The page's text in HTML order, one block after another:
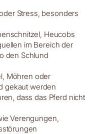
Stress, besonders
Heucobs
im Bereich der
den Schlund
Möhren oder
gekaut werden
dass das Pferd nicht
Verengungen,